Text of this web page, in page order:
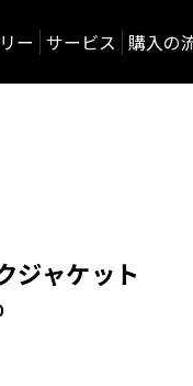
ー サービス 購入の
ジャケット